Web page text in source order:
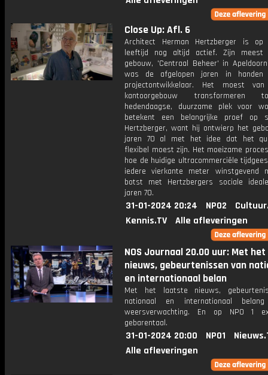
Close Up: Afl. 6
Architect Herman Hertzberger is op
leeftijd nog altijd actief. Zijn meest
gebouw, 'Centraal Beheer' in
was de afgelopen jaren in handen
projectontwikkelaar. Het moest
kantoorgebouw
hedendaagse, duurzame plek voor
betekent een belangrijke proef op
Hertzberger, want hij ontwierp het
jaren 70 al met het idee dat het
flexibel moest zijn. Het moeizame
hoe de huidige ultracommerciële
iedere vierkante meter winstgevend
botst met Hertzbergers sociale
jaren 70.
31-01-2024 20:24 NPO2
Kennis.TV
Alle afleveringen
NOS Journaal 20.00 uur: Met
nieuws, gebeurtenissen van
en internationaal belan
Met het laatste nieuws,
nationaal en internationaal
weersverwachting. En op NPO 1
gebarentaal.
31-01-2024 20:00 NPO1
Alle afleveringen